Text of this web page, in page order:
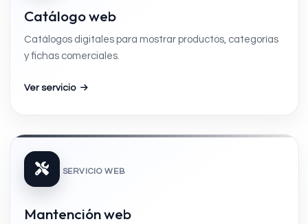
Catálogo web
Catálogos digitales para mostrar productos, categorías
y fichas comerciales.
Ver servicio
SERVICIO WEB
Mantención web